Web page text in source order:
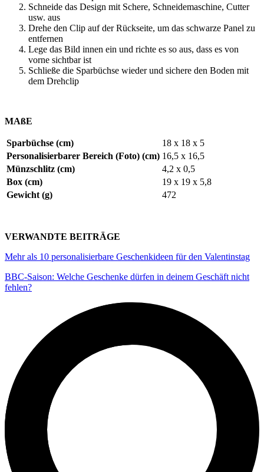
Schneide das Design mit Schere, Schneidemaschine, Cutter
usw. aus
Drehe den Clip auf der Rückseite, um das schwarze Panel zu
entfernen
Lege das Bild innen ein und richte es so aus, dass es von
vorne sichtbar ist
Schließe die Sparbüchse wieder und sichere den Boden mit
dem Drehclip
MAßE
Sparbüchse (cm)
18 x 18 x 5
Personalisierbarer Bereich (Foto) (cm) 16,5 x 16,5
Münzschlitz (cm)
4,2 x 0,5
Box (cm)
19 x 19 x 5,8
Gewicht (g)
472
VERWANDTE BEITRÄGE
Mehr als 10 personalisierbare Geschenkideen für den Valentinstag
BBC-Saison: Welche Geschenke dürfen in deinem Geschäft nicht
fehlen?